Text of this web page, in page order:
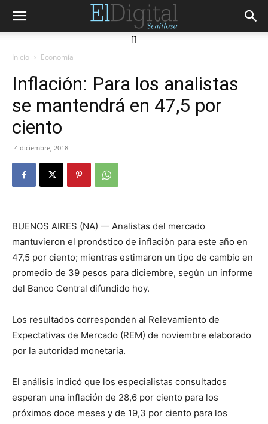
[]
Inicio Economía
Inflación: Para los analistas
se mantendrá en 47,5 por
ciento
4 diciembre, 2018
BUENOS AIRES (NA) — Analistas del mercado
mantuvieron el pronóstico de inflación para este año en
47,5 por ciento; mientras estimaron un tipo de cambio en
promedio de 39 pesos para diciembre, según un informe
del Banco Central difundido hoy.
Los resultados corresponden al Relevamiento de
Expectativas de Mercado (REM) de noviembre elaborado
por la autoridad monetaria.
El análisis indicó que los especialistas consultados
esperan una inflación de 28,6 por ciento para los
próximos doce meses y de 19,3 por ciento para los